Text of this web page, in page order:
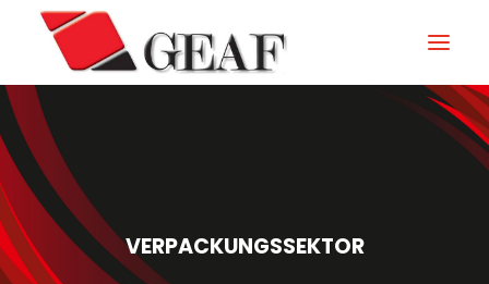
GEAF
UNTERNEHMEN
KNOW-HOW
UNSERE SEKTOREN
VERPACKUNGSSEKTOR